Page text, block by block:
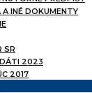
INÉ DOKUMENTY
SR
2023
2017